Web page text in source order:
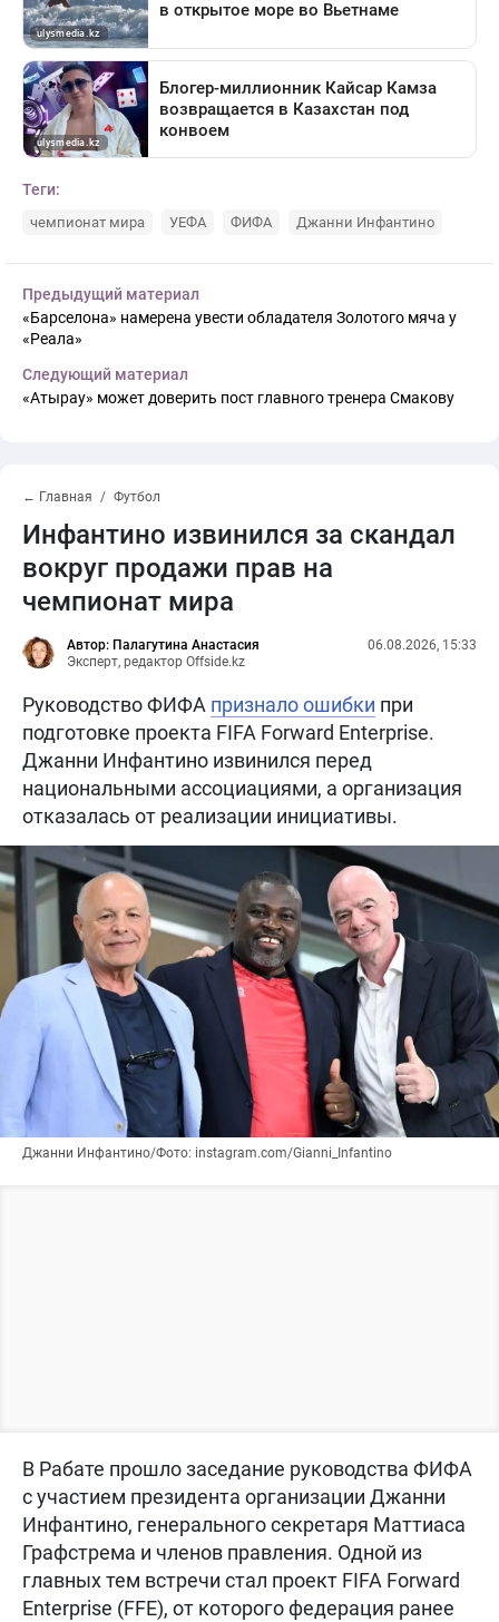
Теги:
чемпионат мира УЕФА ФИФА Джанни Инфантино
Предыдущий материал
«Барселона» намерена увести обладателя Золотого мяча у
«Реала»
Следующий материал
«Атырау» может доверить пост главного тренера Смакову
← Главная Футбол
Инфантино извинился за скандал
вокруг продажи прав на
чемпионат мира
Автор: Палагутина Анастасия
Эксперт, редактор Offside.kz
06.08.2026, 15:33
Руководство ФИФА признало ошибки при
подготовке проекта FIFA Forward Enterprise.
Джанни Инфантино извинился перед
национальными ассоциациями, а организация
отказалась от реализации инициативы.
Джанни Инфантино/Фото: instagram.com/Gianni_Infantino
В Рабате прошло заседание руководства ФИФА
с участием президента организации Джанни
Инфантино, генерального секретаря Маттиаса
Графстрема и членов правления. Одной из
главных тем встречи стал проект FIFA Forward
Enterprise (FFE), от которого федерация ранее